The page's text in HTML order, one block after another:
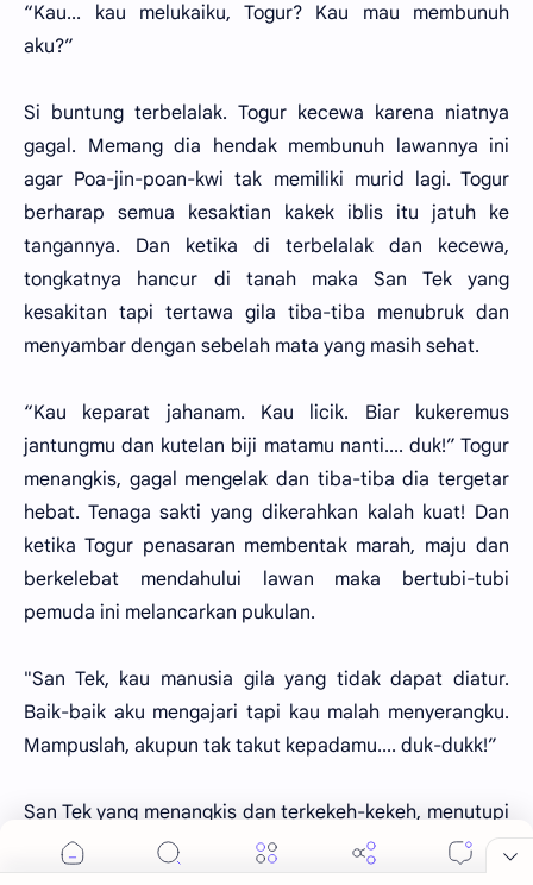
“Kau... kau melukaiku, Togur? Kau mau membunuh
aku?”
Si buntung terbelalak. Togur kecewa karena niatnya
gagal. Memang dia hendak membunuh lawannya ini
agar Poa-jin-poan-kwi tak memiliki murid lagi. Togur
berharap semua kesaktian kakek iblis itu jatuh ke
tangannya. Dan ketika di terbelalak dan kecewa,
tongkatnya hancur di tanah maka San Tek yang
kesakitan tapi tertawa gila tiba-tiba menubruk dan
menyambar dengan sebelah mata yang masih sehat.
“Kau keparat jahanam. Kau licik. Biar kukeremus
jantungmu dan kutelan biji matamu nanti.... duk!” Togur
menangkis, gagal mengelak dan tiba-tiba dia tergetar
hebat. Tenaga sakti yang dikerahkan kalah kuat! Dan
ketika Togur penasaran membentak marah, maju dan
berkelebat mendahului lawan maka bertubi-tubi
pemuda ini melancarkan pukulan.
"San Tek, kau manusia gila yang tidak dapat diatur.
Baik-baik aku mengajari tapi kau malah menyerangku.
Mampuslah, akupun tak takut kepadamu.... duk-dukk!”
San Tek yang menangkis dan terkekeh-kekeh, menutupi
matanya yang buta dengan tangannya yang lain
sementara tangan yang satu dipakai menampar atau